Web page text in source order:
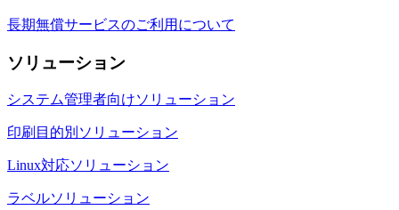
長期無償サービスのご利用について
ソリューション
システム管理者向けソリューション
印刷目的別ソリューション
Linux対応ソリューション
ラベルソリューション